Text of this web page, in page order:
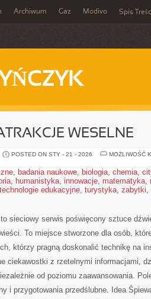
Archiwum Gaz Modivo Spis
WESELNE
POSTED ON STY - 21 - 2026
MOŻLIWOŚĆ
, badania naukowe, biologia, chemia,
, humanistyka, innowacje, matematyka,
technologie edukacyjne, turystyka, zabytki,
sieciowy serwis poświęcony sztuce
To miejsce stworzone dla osób,
którzy pragną doskonalić technikę na
ciekawostki z rzetelnymi informacjami,
od poziomu zaawansowania.
i przygotowania przedślubne. Idea